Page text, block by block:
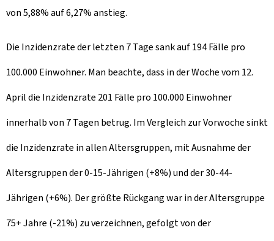
von 5,88% auf 6,27% anstieg.
Die Inzidenzrate der letzten 7 Tage sank auf 194 Fälle pro
100.000 Einwohner. Man beachte, dass in der Woche vom 12.
April die Inzidenzrate 201 Fälle pro 100.000 Einwohner
innerhalb von 7 Tagen betrug. Im Vergleich zur Vorwoche sinkt
die Inzidenzrate in allen Altersgruppen, mit Ausnahme der
Altersgruppen der 0-15-Jährigen (+8%) und der 30-44-
Jährigen (+6%). Der größte Rückgang war in der Altersgruppe
75+ Jahre (-21%) zu verzeichnen, gefolgt von der